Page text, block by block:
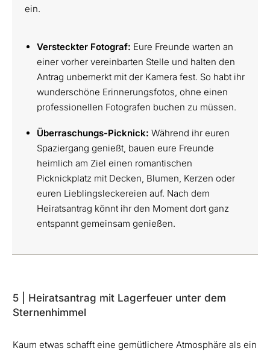
ein.
Versteckter Fotograf: Eure Freunde warten an
einer vorher vereinbarten Stelle und halten den
Antrag unbemerkt mit der Kamera fest. So habt ihr
wunderschöne Erinnerungsfotos, ohne einen
professionellen Fotografen buchen zu müssen.
Überraschungs-Picknick: Während ihr euren
Spaziergang genießt, bauen eure Freunde
heimlich am Ziel einen romantischen
Picknickplatz mit Decken, Blumen, Kerzen oder
euren Lieblingsleckereien auf. Nach dem
Heiratsantrag könnt ihr den Moment dort ganz
entspannt gemeinsam genießen.
5 | Heiratsantrag mit Lagerfeuer unter dem
Sternenhimmel
Kaum etwas schafft eine gemütlichere Atmosphäre als ein